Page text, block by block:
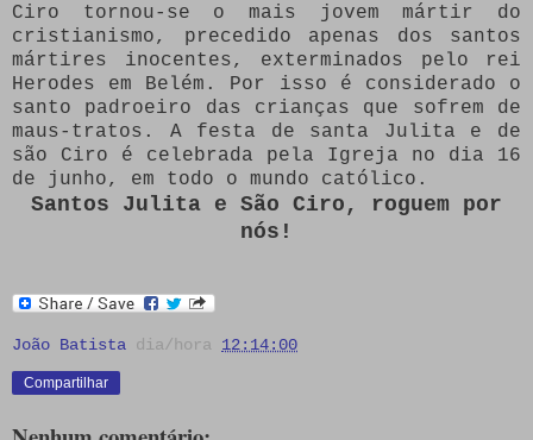
Ciro tornou-se o mais jovem mártir do
cristianismo, precedido apenas dos santos
mártires inocentes, exterminados pelo rei
Herodes em Belém. Por isso é considerado o
santo padroeiro das crianças que sofrem de
maus-tratos. A festa de santa Julita e de
são Ciro é celebrada pela Igreja no dia 16
de junho, em todo o mundo católico.
Santos Julita e São Ciro, roguem por
nós!
João Batista dia/hora 12:14:00
Compartilhar